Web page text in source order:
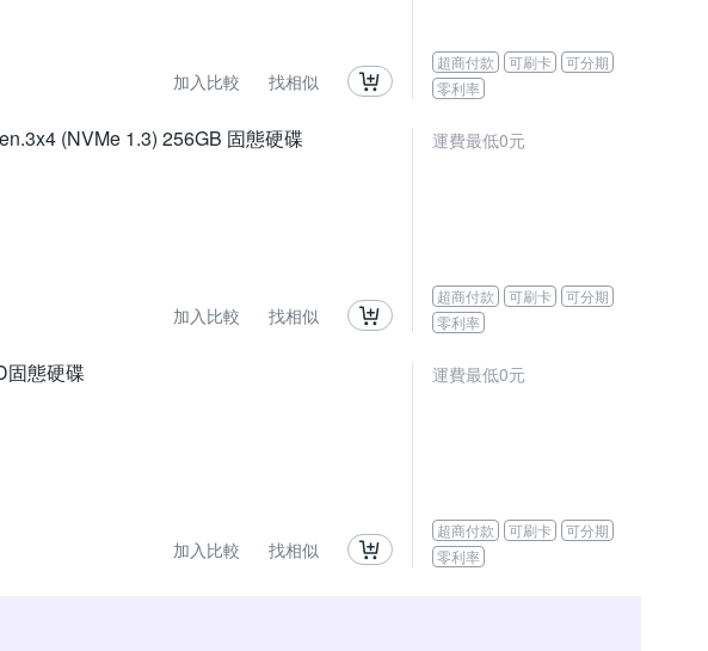
加入比較 找相似
超商付款 可刷卡
可分期
零利率
(NVMe 1.3) 256GB 固態硬碟
加入比較 找相似
運費最低0元
超商付款 可刷卡
可分期
零利率
固態硬碟
加入比較 找相似
運費最低0元
超商付款 可刷卡
可分期
零利率